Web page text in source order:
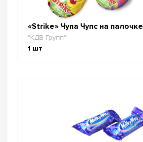
«Strike» Чупа Чупс на палочке
"КДВ Групп"
1 шт